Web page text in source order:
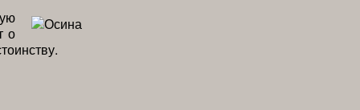
о